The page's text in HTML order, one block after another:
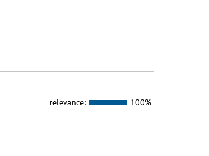
relevance: 100%